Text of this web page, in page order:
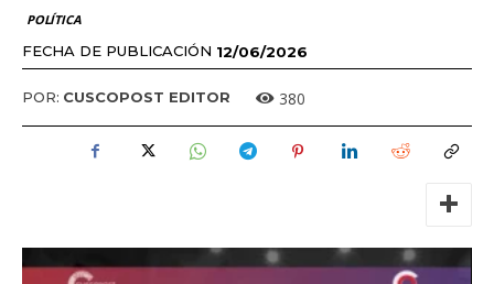
POLÍTICA
FECHA DE PUBLICACIÓN 12/06/2026
POR: CUSCOPOST EDITOR 380